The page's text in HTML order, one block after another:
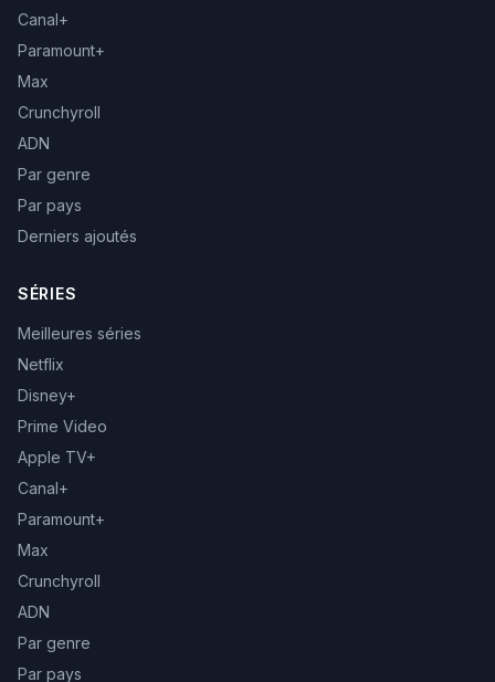
Canal+
Paramount+
Max
Crunchyroll
ADN
Par genre
Par pays
Derniers ajoutés
SÉRIES
Meilleures séries
Netflix
Disney+
Prime Video
Apple TV+
Canal+
Paramount+
Max
Crunchyroll
ADN
Par genre
Par pays